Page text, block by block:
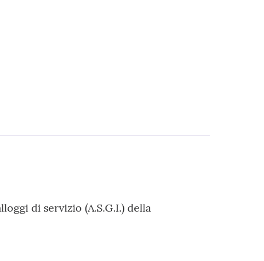
di servizio (A.S.G.I.) della